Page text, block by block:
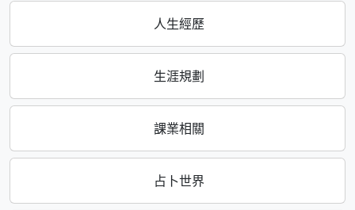
人生經歷
生涯規劃
課業相關
占卜世界